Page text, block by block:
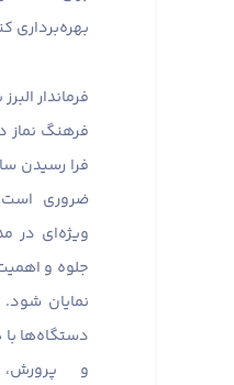
بهره‌برداری
فرماندار
فرهنگ نماز
فرا رسیدن
ضروری است
ویژه‌ای در
جلوه و
نمایان شود.
دستگاه‌ها
و